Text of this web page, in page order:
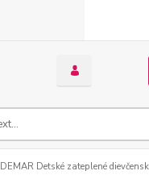
DEMAR Detské zateplené